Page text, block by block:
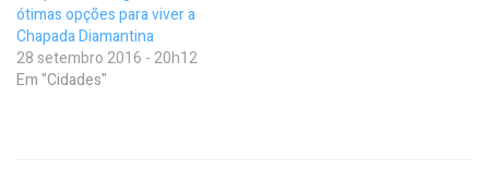
ótimas opções para viver a
Chapada Diamantina
28 setembro 2016 - 20h12
Em "Cidades"